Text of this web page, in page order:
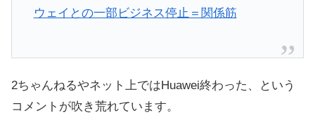
ウェイとの一部ビジネス停止＝関係筋
2ちゃんねるやネット上ではHuawei終わった、という
コメントが吹き荒れています。